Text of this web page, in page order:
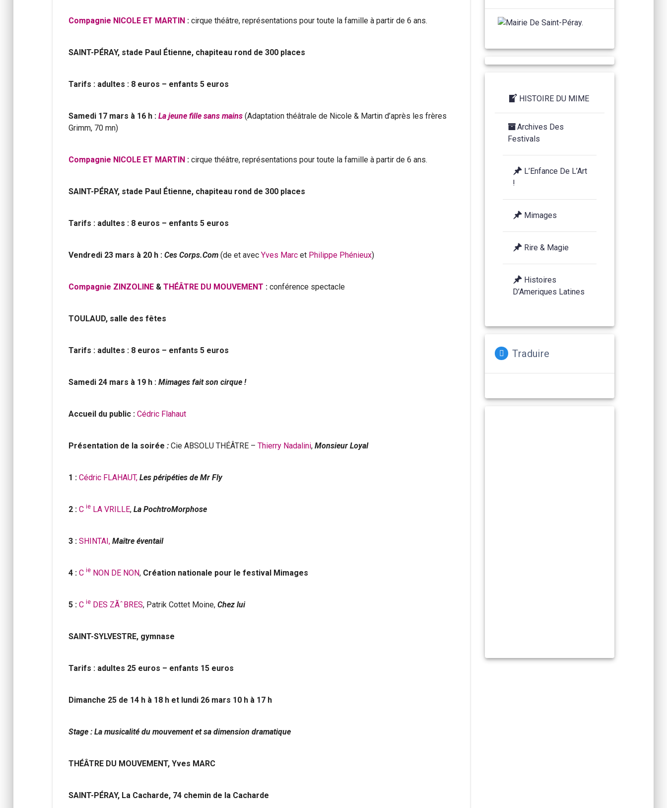
Compagnie NICOLE ET MARTIN : cirque théâtre, représentations pour toute la famille à partir de 6 ans.
SAINT-PÉRAY, stade Paul Étienne, chapiteau rond de 300 places
Tarifs : adultes : 8 euros – enfants 5 euros
Samedi 17 mars à 16 h :La jeune fille sans mains (Adaptation théâtrale de Nicole & Martin d’après les frères
Grimm, 70 mn)
Compagnie NICOLE ET MARTIN : cirque théâtre, représentations pour toute la famille à partir de 6 ans.
SAINT-PÉRAY, stade Paul Étienne, chapiteau rond de 300 places
Tarifs : adultes : 8 euros – enfants 5 euros
Vendredi 23 mars à 20 h :Ces Corps.Com (de et avecYves Marc et Philippe Phénieux)
Compagnie ZINZOLINE &THÉÂTRE DU MOUVEMENT :conférence spectacle
TOULAUD, salle des fêtes
Tarifs : adultes : 8 euros – enfants 5 euros
Samedi 24 mars à 19 h :Mimages fait son cirque !
Accueil du public : Cédric Flahaut
Présentation de la soirée :Cie ABSOLU THÉÂTRE –Thierry Nadalini, Monsieur Loyal
1 : Cédric FLAHAUT, Les péripéties de Mr Fly
2 :C ie LA VRILLE,La PochtroMorphose
3 : SHINTAI, Maître éventail
4 : C ie NON DE NON, Création nationale pour le festival Mimages
5 :C ie DES ZÃˆBRES, Patrik Cottet Moine, Chez lui
SAINT-SYLVESTRE, gymnase
Tarifs : adultes 25 euros – enfants 15 euros
Dimanche 25 de 14 h à 18 h et lundi 26 mars 10 h à 17 h
Stage : La musicalité du mouvement et sa dimension dramatique
THÉÂTRE DU MOUVEMENT, Yves MARC
SAINT-PÉRAY, La Cacharde, 74 chemin de la Cacharde
HISTOIRE DU MIME
Archives Des
Festivals
L’Enfance De L’Art
!
Mimages
Rire & Magie
Histoires
D’Ameriques Latines
Traduire